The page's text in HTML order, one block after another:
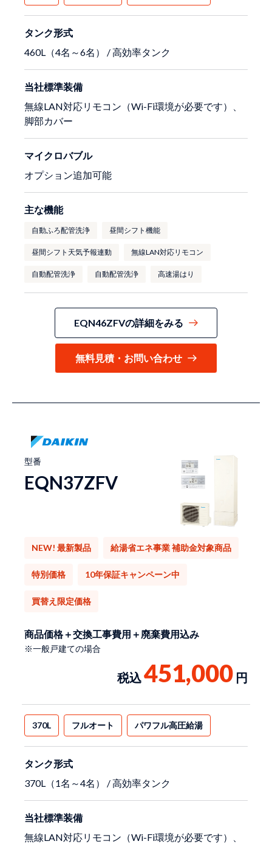
タンク形式
460L（4名～6名） / 高効率タンク
当社標準装備
無線LAN対応リモコン（Wi-Fi環境が必要です）、
脚部カバー
マイクロバブル
オプション追加可能
主な機能
自動ふろ配管洗浄 昼間シフト機能
昼間シフト天気予報連動 無線LAN対応リモコン
自動配管洗浄 自動配管洗浄 高速湯はり
EQN46ZFVの詳細をみる
無料見積・お問い合わせ
型番
EQN37ZFV
NEW! 最新製品 給湯省エネ事業 補助金対象商品
特別価格 10年保証キャンペーン中
買替え限定価格
商品価格＋交換工事費用＋廃棄費用込み
※一般戸建ての場合
税込451,000 円
370L フルオート パワフル高圧給湯
タンク形式
370L（1名～4名） / 高効率タンク
当社標準装備
無線LAN対応リモコン（Wi-Fi環境が必要です）、